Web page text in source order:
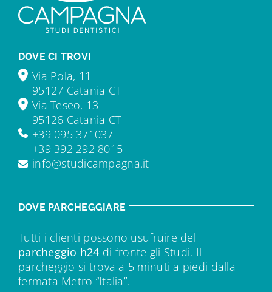
DOVE CI TROVI
Via Pola, 11
95127 Catania CT
Via Teseo, 13
95126 Catania CT
+39 095 371037
+39 392 292 8015
info@studicampagna.it
DOVE PARCHEGGIARE
Tutti i clienti possono usufruire del
parcheggio h24 di fronte gli Studi. Il
parcheggio si trova a 5 minuti a piedi dalla
fermata Metro “Italia”.